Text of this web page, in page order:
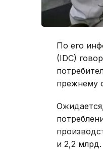
По его
(IDC)
прежнему
и 2,2 млрд.